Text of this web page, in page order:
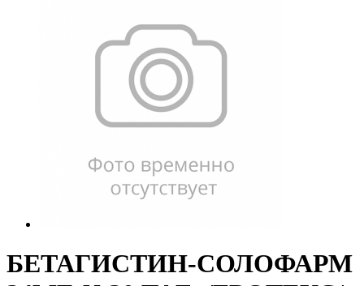
БЕТАГИСТИН-СОЛОФАРМ